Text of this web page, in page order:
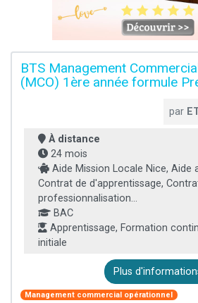
BTS Management
(MCO) 1ère année formule
par
À distance
24 mois
Aide Mission Locale Nice, Aide
Contrat de d'apprentissage,
professionnalisation...
BAC
Apprentissage, Formation
initiale
Plus
Management commercial opérationnel